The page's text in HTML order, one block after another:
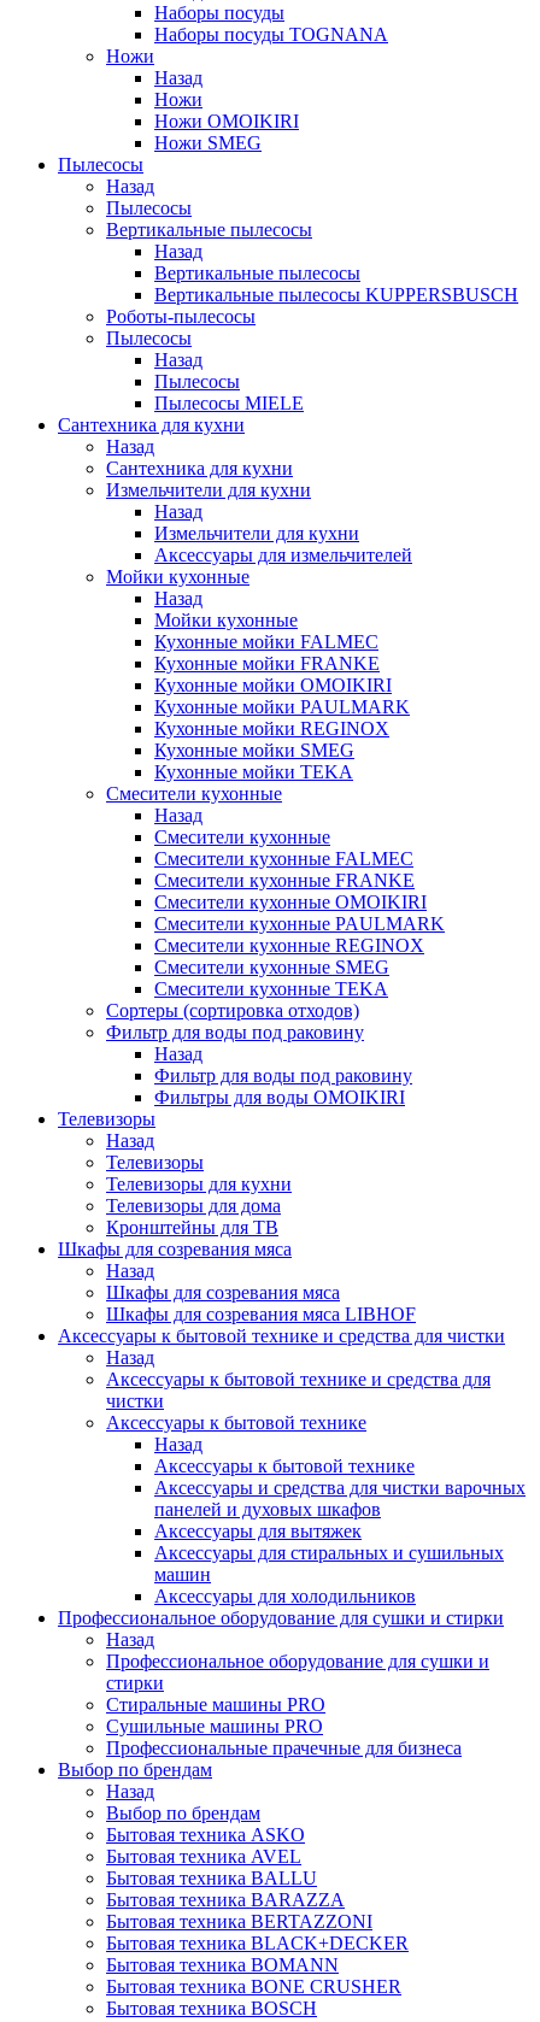
Наборы посуды
Наборы посуды TOGNANA
Ножи
Назад
Ножи
Ножи OMOIKIRI
Ножи SMEG
Пылесосы
Назад
Пылесосы
Вертикальные пылесосы
Назад
Вертикальные пылесосы
Вертикальные пылесосы KUPPERSBUSCH
Роботы-пылесосы
Пылесосы
Назад
Пылесосы
Пылесосы MIELE
Сантехника для кухни
Назад
Сантехника для кухни
Измельчители для кухни
Назад
Измельчители для кухни
Аксессуары для измельчителей
Мойки кухонные
Назад
Мойки кухонные
Кухонные мойки FALMEC
Кухонные мойки FRANKE
Кухонные мойки OMOIKIRI
Кухонные мойки PAULMARK
Кухонные мойки REGINOX
Кухонные мойки SMEG
Кухонные мойки TEKA
Смесители кухонные
Назад
Смесители кухонные
Смесители кухонные FALMEC
Смесители кухонные FRANKE
Смесители кухонные OMOIKIRI
Смесители кухонные PAULMARK
Смесители кухонные REGINOX
Смесители кухонные SMEG
Смесители кухонные TEKA
Сортеры (сортировка отходов)
Фильтр для воды под раковину
Назад
Фильтр для воды под раковину
Фильтры для воды OMOIKIRI
Телевизоры
Назад
Телевизоры
Телевизоры для кухни
Телевизоры для дома
Кронштейны для ТВ
Шкафы для созревания мяса
Назад
Шкафы для созревания мяса
Шкафы для созревания мяса LIBHOF
Аксессуары к бытовой технике и средства для чистки
Назад
Аксессуары к бытовой технике и средства для
чистки
Аксессуары к бытовой технике
Назад
Аксессуары к бытовой технике
Аксессуары и средства для чистки варочных
панелей и духовых шкафов
Аксессуары для вытяжек
Аксессуары для стиральных и сушильных
машин
Аксессуары для холодильников
Профессиональное оборудование для сушки и стирки
Назад
Профессиональное оборудование для сушки и
стирки
Стиральные машины PRO
Сушильные машины PRO
Профессиональные прачечные для бизнеса
Выбор по брендам
Назад
Выбор по брендам
Бытовая техника ASKO
Бытовая техника AVEL
Бытовая техника BALLU
Бытовая техника BARAZZA
Бытовая техника BERTAZZONI
Бытовая техника BLACK+DECKER
Бытовая техника BOMANN
Бытовая техника BONE CRUSHER
Бытовая техника BOSCH